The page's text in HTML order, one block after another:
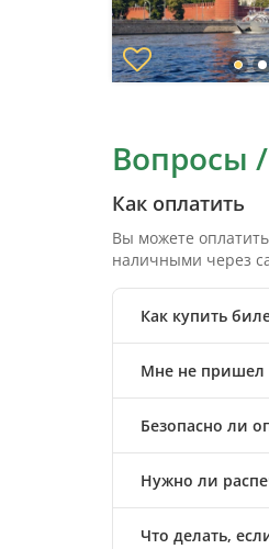
Вопросы
Как оплатить
Вы можете
наличными через
Как купить
Мне не пришел
Безопасно ли
Нужно ли
Что делать,